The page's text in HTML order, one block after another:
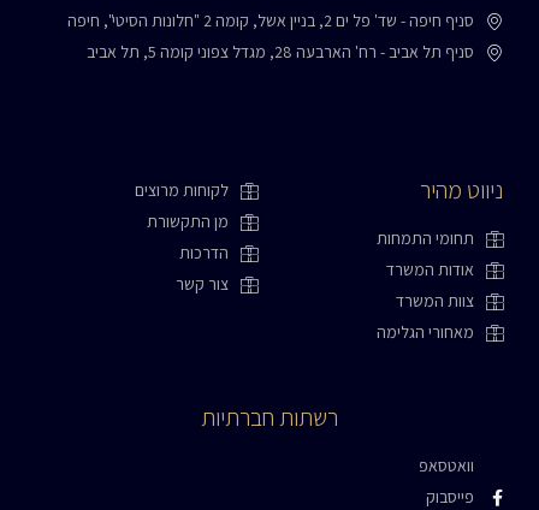
סניף חיפה - שד' פל ים 2, בניין אשל, קומה 2 "חלונות הסיטי", חיפה
סניף תל אביב - רח' הארבעה 28, מגדל צפוני קומה 5, תל אביב
ניווט מהיר
תחומי התמחות
אודות המשרד
צוות המשרד
מאחורי הגלימה
לקוחות מרוצים
מן התקשורת
הדרכות
צור קשר
רשתות חברתיות
וואטסאפ
פייסבוק